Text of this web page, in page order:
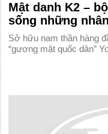
Mật danh K2 –
sống những
Sở hữu nam thần hàng
“gương mặt quốc dân”